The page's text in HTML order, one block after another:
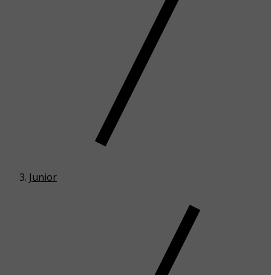
Junior